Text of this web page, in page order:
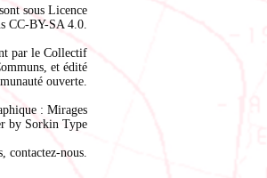
sous Licence
CC-BY-SA 4.0.
par le Collectif
, et édité
ouverte.
: Mirages
by Sorkin Type
contactez-nous.